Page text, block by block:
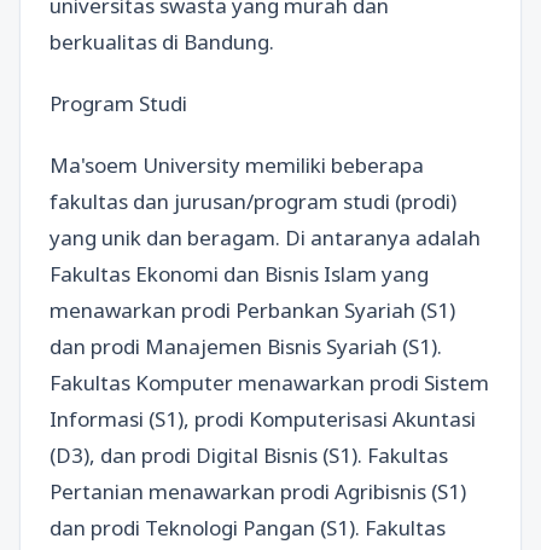
berkualitas di Bandung.
Program Studi
Ma'soem University memiliki beberapa
fakultas dan jurusan/program studi (prodi)
yang unik dan beragam. Di antaranya adalah
Fakultas Ekonomi dan Bisnis Islam yang
menawarkan prodi Perbankan Syariah (S1)
dan prodi Manajemen Bisnis Syariah (S1).
Fakultas Komputer menawarkan prodi Sistem
Informasi (S1), prodi Komputerisasi Akuntasi
(D3), dan prodi Digital Bisnis (S1). Fakultas
Pertanian menawarkan prodi Agribisnis (S1)
dan prodi Teknologi Pangan (S1). Fakultas